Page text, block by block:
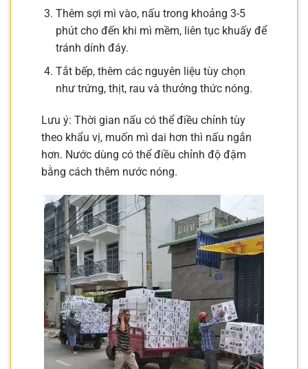
Thêm sợi mì vào, nấu trong khoảng 3-5
phút cho đến khi mì mềm, liên tục khuấy để
tránh dính đáy.
Tắt bếp, thêm các nguyên liệu tùy chọn
như trứng, thịt, rau và thưởng thức nóng.
Lưu ý: Thời gian nấu có thể điều chỉnh tùy
theo khẩu vị, muốn mì dai hơn thì nấu ngắn
hơn. Nước dùng có thể điều chỉnh độ đậm
bằng cách thêm nước nóng.